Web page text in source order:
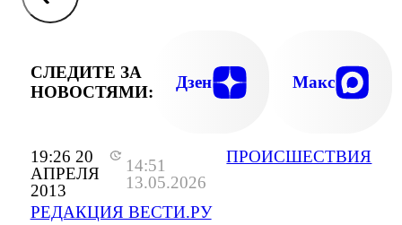
19:26 20
АПРЕЛЯ
2013
14:51
13.05.2026
РЕДАКЦИЯ ВЕСТИ.РУ
ПРОИСШЕСТВИЯ
СЛЕДИТЕ ЗА
НОВОСТЯМИ:
Дзен Макс